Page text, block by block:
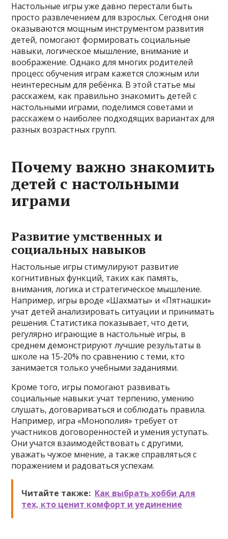
Настольные игры уже давно перестали быть
просто развлечением для взрослых. Сегодня они
оказываются мощным инструментом развития
детей, помогают формировать социальные
навыки, логическое мышление, внимание и
воображение. Однако для многих родителей
процесс обучения играм кажется сложным или
неинтересным для ребёнка. В этой статье мы
расскажем, как правильно знакомить детей с
настольными играми, поделимся советами и
расскажем о наиболее подходящих вариантах для
разных возрастных групп.
Почему важно знакомить
детей с настольными
играми
Развитие умственных и
социальных навыков
Настольные игры стимулируют развитие
когнитивных функций, таких как память,
внимания, логика и стратегическое мышление.
Например, игры вроде «Шахматы» и «Пятнашки»
учат детей анализировать ситуации и принимать
решения. Статистика показывает, что дети,
регулярно играющие в настольные игры, в
среднем демонстрируют лучшие результаты в
школе на 15-20% по сравнению с теми, кто
занимается только учебными заданиями.
Кроме того, игры помогают развивать
социальные навыки: учат терпению, умению
слушать, договариваться и соблюдать правила.
Например, игра «Монополия» требует от
участников договоренностей и умения уступать.
Они учатся взаимодействовать с другими,
уважать чужое мнение, а также справляться с
поражением и радоваться успехам.
Читайте также: Как выбрать хобби для
тех, кто ценит комфорт и уединение